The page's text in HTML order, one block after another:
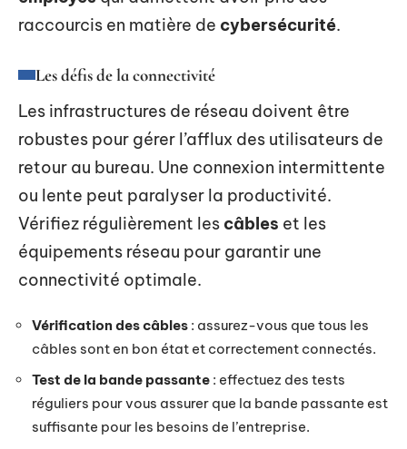
raccourcis en matière de cybersécurité.
Les défis de la connectivité
Les infrastructures de réseau doivent être
robustes pour gérer l’afflux des utilisateurs de
retour au bureau. Une connexion intermittente
ou lente peut paralyser la productivité.
Vérifiez régulièrement les câbles et les
équipements réseau pour garantir une
connectivité optimale.
Vérification des câbles : assurez-vous que tous les
câbles sont en bon état et correctement connectés.
Test de la bande passante : effectuez des tests
réguliers pour vous assurer que la bande passante est
suffisante pour les besoins de l’entreprise.